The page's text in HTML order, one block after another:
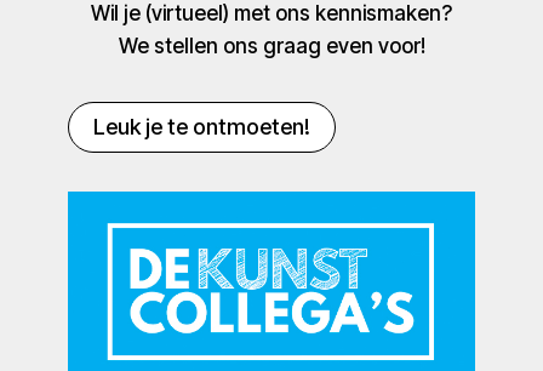
Wil je (virtueel) met ons kennismaken?
We stellen ons graag even voor!
Leuk je te ontmoeten!